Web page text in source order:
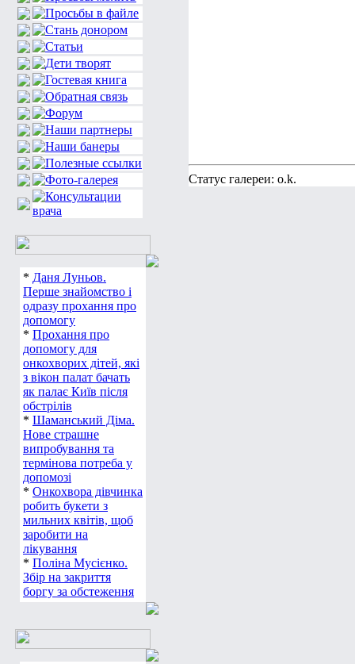
* Даня Луньов.
Перше знайомство і
одразу прохання про
допомогу
* Прохання про
допомогу для
онкохворих дітей, які
з вікон палат бачать
як палає Київ після
обстрілів
* Шаманський Діма.
Нове страшне
випробування та
термінова потреба у
допомозі
* Онкохвора дівчинка
робить букети з
мильних квітів, щоб
заробити на
лікування
* Поліна Мусієнко.
Збір на закриття
боргу за обстеження
Статус галереи: o.k.